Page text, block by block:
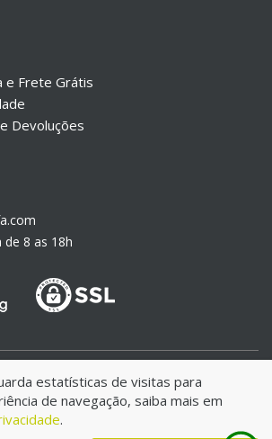
estatísticas de visitas para
de navegação, saiba mais em
.
e Frete Grátis
Devoluções
de 8 as 18h
| Alfa Informatica Eireli | CNPJ:
- Endereço: QNE 34 Lote 08 | Taguatinga
340